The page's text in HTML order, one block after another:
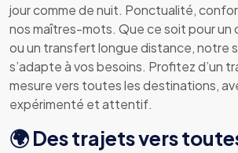
jour comme de nuit. Ponctualité,
nos maîtres-mots. Que ce soit pour un
ou un transfert longue distance, notre
s’adapte à vos besoins. Profitez d’un
mesure vers toutes les destinations,
expérimenté et attentif.
🌍 Des trajets vers